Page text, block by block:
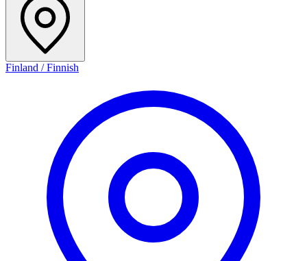
Finland / Finnish